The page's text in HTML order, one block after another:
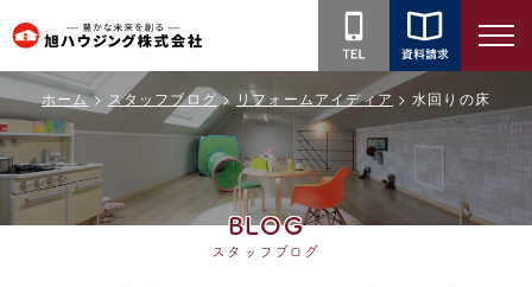
旭
ハ
ウ
ジ
ン
グ
ホーム スタッフブログ リフォームアイディア 水回りの床材は
BLOG
スタッフブログ